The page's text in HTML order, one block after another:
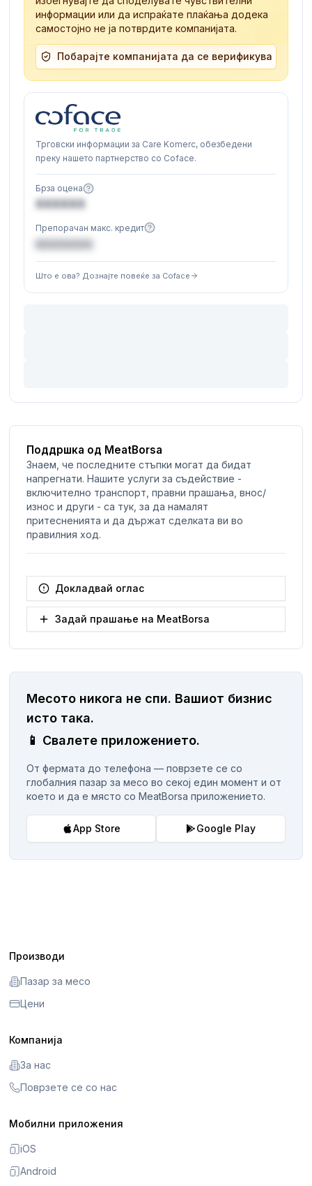
информации или да испраќате плаќања додека
самостојно не ја потврдите компанијата.
Побарајте компанијата да се верификува
Трговски информации за Care Komerc, обезбедени
преку нашето партнерство со Coface.
Брза оцена
XXXXXX
Препорачан макс. кредит
Што е ова? Дознајте повеќе за Coface
Поддршка од MeatBorsa
Знаем, че последните стъпки могат да бидат
напрегнати. Нашите услуги за съдействие -
включително транспорт, правни прашања, внос/
износ и други - са тук, за да намалят
притесненията и да държат сделката ви во
правилния ход.
Докладвай оглас
Задай прашање на MeatBorsa
Месото никога не спи. Вашиот бизнис
исто така.
📱 Свалете приложението.
От фермата до телефона — поврзете се со
глобалния пазар за месо во секој един момент и от
което и да е място со MeatBorsa приложението.
App Store Google Play
Производи
Пазар за месо
Цени
Компанија
За нас
Поврзете се со нас
Мобилни приложения
iOS
Android